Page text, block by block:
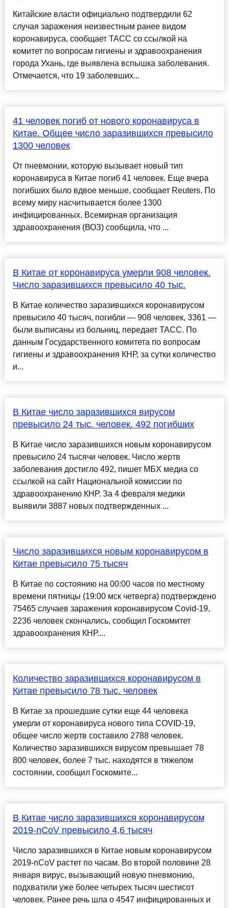
Китайские власти официально подтвердили 62
случая заражения неизвестным ранее видом
коронавируса, сообщает ТАСС со ссылкой на
комитет по вопросам гигиены и здравоохранения
города Ухань, где выявлена вспышка заболевания.
Отмечается, что 19 заболевших...
41 человек погиб от нового коронавируса в
Китае. Общее число заразившихся превысило
1300 человек
От пневмонии, которую вызывает новый тип
коронавируса в Китае погиб 41 человек. Еще вчера
погибших было вдвое меньше, сообщает Reuters. По
всему миру насчитывается более 1300
инфицированных. Всемирная организация
здравоохранения (ВОЗ) сообщила, что ...
В Китае от коронавируса умерли 908 человек.
Число заразившихся превысило 40 тыс.
В Китае количество заразившихся коронавирусом
превысило 40 тысяч, погибли — 908 человек, 3361 —
были выписаны из больниц, передает ТАСС. По
данным Государственного комитета по вопросам
гигиены и здравоохранения КНР, за сутки количество
и...
В Китае число заразившихся вирусом
превысило 24 тыс. человек. 492 погибших
В Китае число заразившихся новым коронавирусом
превысило 24 тысячи человек. Число жертв
заболевания достигло 492, пишет МБХ медиа со
ссылкой на сайт Национальной комиссии по
здравоохранению КНР. За 4 февраля медики
выявили 3887 новых подтвержденных ...
Число заразившихся новым коронавирусом в
Китае превысило 75 тысяч
В Китае по состоянию на 00:00 часов по местному
времени пятницы (19:00 мск четверга) подтверждено
75465 случаев заражения коронавирусом Covid-19,
2236 человек скончались, сообщил Госкомитет
здравоохранения КНР....
Количество заразившихся коронавирусом в
Китае превысило 78 тыс. человек
В Китае за прошедшие сутки еще 44 человека
умерли от коронавируса нового типа COVID-19,
общее число жертв составило 2788 человек.
Количество заразившихся вирусом превышает 78
800 человек, более 7 тыс. находятся в тяжелом
состоянии, сообщил Госкомите...
В Китае число заразившихся коронавирусом
2019-nCoV превысило 4,6 тысяч
Число заразившихся в Китае новым коронавирусом
2019-nCoV растет по часам. Во второй половине 28
января вирус, вызывающий новую пневмонию,
подхватили уже более четырех тысяч шестисот
человек. Ранее речь шла о 4547 инфицированных и